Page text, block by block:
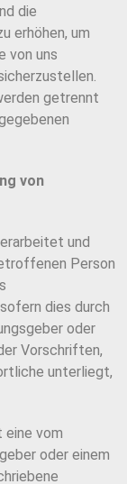
die
erhöhen, um
von uns
getrennt
von
und
Person
dies durch
oder
Vorschriften,
unterliegt,
vom
oder einem